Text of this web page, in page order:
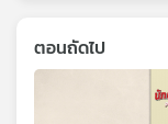
ตอนถัดไป